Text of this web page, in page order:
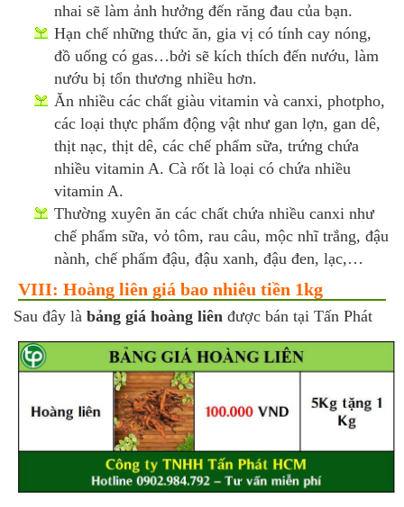
nhai sẽ làm ảnh hưởng đến răng đau của bạn.
Hạn chế những thức ăn, gia vị có tính cay nóng,
đồ uống có gas…bởi sẽ kích thích đến nướu, làm
nướu bị tổn thương nhiều hơn.
Ăn nhiều các chất giàu vitamin và canxi, photpho,
các loại thực phẩm động vật như gan lợn, gan dê,
thịt nạc, thịt dê, các chế phẩm sữa, trứng chứa
nhiều vitamin A. Cà rốt là loại có chứa nhiều
vitamin A.
Thường xuyên ăn các chất chứa nhiều canxi như
chế phẩm sữa, vỏ tôm, rau câu, mộc nhĩ trắng, đậu
nành, chế phẩm đậu, đậu xanh, đậu đen, lạc,…
VIII: Hoàng liên giá bao nhiêu tiền 1kg
Sau đây là bảng giá hoàng liên được bán tại Tấn Phát